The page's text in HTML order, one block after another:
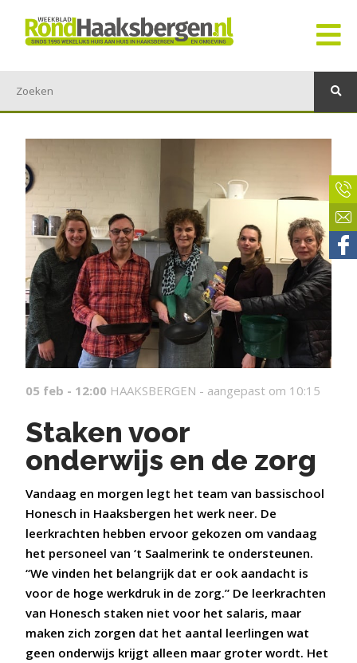
05 feb - 12:00 HAAKSBERGEN - aangepast om 10:15
Staken voor
onderwijs en de zorg
Vandaag en morgen legt het team van bassischool
Honesch in Haaksbergen het werk neer. De
leerkrachten hebben ervoor gekozen om vandaag
het personeel van ‘t Saalmerink te ondersteunen.
“We vinden het belangrijk dat er ook aandacht is
voor de hoge werkdruk in de zorg.” De leerkrachten
van Honesch staken niet voor het salaris, maar
maken zich zorgen dat het aantal leerlingen wat
geen onderwijs krijgt alleen maar groter wordt. Het